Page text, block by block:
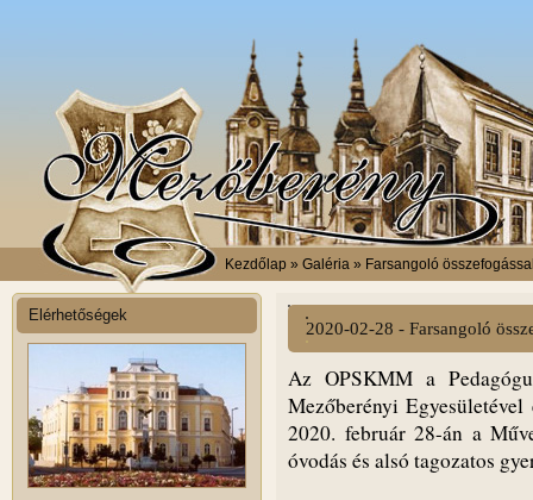
Kezdőlap » Galéria » Farsangoló
Elérhetőségek
2020-02-28 - Farsangoló
Az OPSKMM a
Mezőberényi
2020. február 28-án a
óvodás és alsó tagozatos